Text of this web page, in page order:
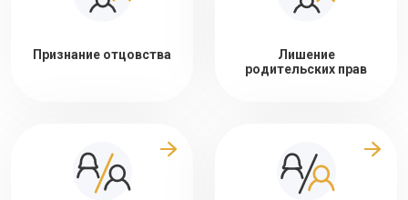
Признание отцовства
Лишение
родительских прав